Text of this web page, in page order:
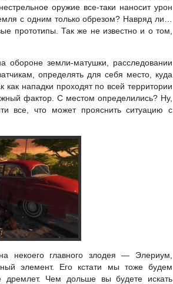
оружие все-таки наносит урон
с одним только обрезом? Навряд ли…
прототипы. Так же не известно и о том,
обороне земли-матушки, расследовании
определять для себя место, куда
как нападки проходят по всей территории
фактор. С местом определились? Ну,
все, что может прояснить ситуацию с
некоего главного злодея — Элериум,
элемент. Его кстати мы тоже будем
дремлет. Чем дольше вы будете искать